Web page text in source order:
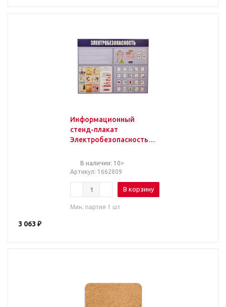
Информационный
стенд-плакат
Электробезопасность
В наличии: 10>
Артикул: 1662809
В корзину
Мин. партия 1 шт
3 063 ₽